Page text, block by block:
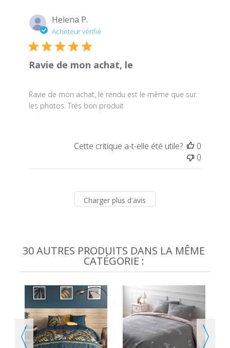
Helena P.
Acheteur vérifié
Ravie de mon achat, le
Ravie de mon achat, le rendu est le même que sur
les photos. Très bon produit
Cette critique a-t-elle été utile?
0
0
Charger plus d'avis
30 AUTRES PRODUITS DANS LA MÊME
CATÉGORIE :